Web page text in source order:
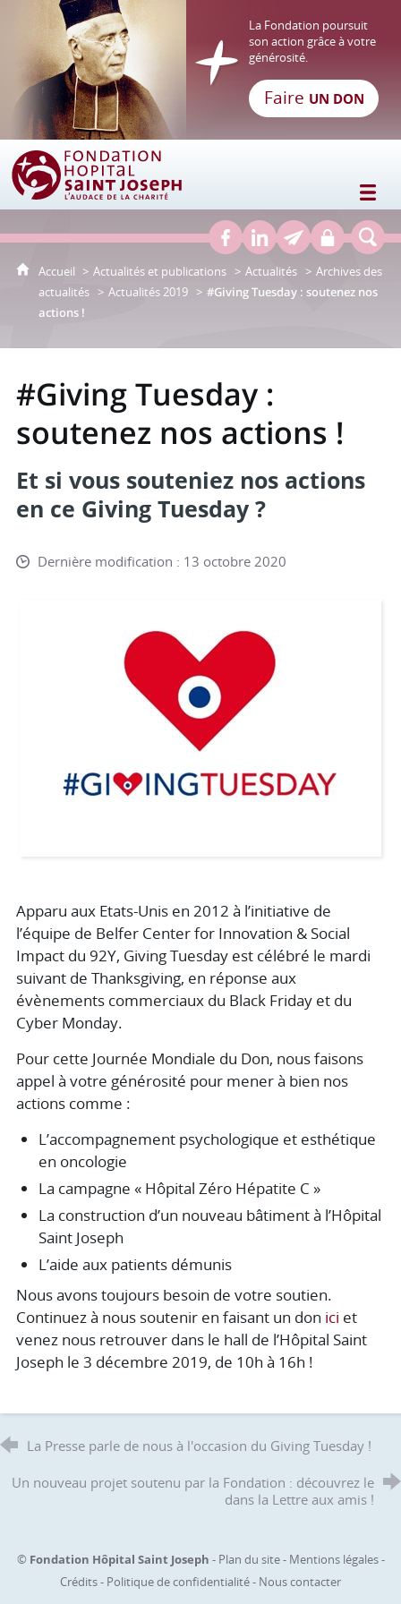
Fondation Hôpital Saint Joseph
La Fondation poursuit
son action grâce à votre
générosité.
Faire UN DON
Accueil Actualités et publications Actualités
Archives des
actualités
Actualités 2019
#Giving Tuesday : soutenez nos
actions !
#Giving Tuesday :
soutenez nos actions !
Et si vous souteniez nos actions
en ce Giving Tuesday ?
Dernière modification : 13 octobre 2020
Apparu aux Etats-Unis en 2012 à l’initiative de
l’équipe de Belfer Center for Innovation & Social
Impact du 92Y, Giving Tuesday est célébré le mardi
suivant de Thanksgiving, en réponse aux
évènements commerciaux du Black Friday et du
Cyber Monday.
Pour cette Journée Mondiale du Don, nous faisons
appel à votre générosité pour mener à bien nos
actions comme :
L’accompagnement psychologique et esthétique
en oncologie
La campagne « Hôpital Zéro Hépatite C »
La construction d’un nouveau bâtiment à l’Hôpital
Saint Joseph
L’aide aux patients démunis
Nous avons toujours besoin de votre soutien.
Continuez à nous soutenir en faisant un don ici et
venez nous retrouver dans le hall de l’Hôpital Saint
Joseph le 3 décembre 2019, de 10h à 16h !
La Presse parle de nous à l'occasion du Giving Tuesday !
Un nouveau projet soutenu par la Fondation : découvrez le
dans la Lettre aux amis !
© Fondation Hôpital Saint Joseph - Plan du site- Mentions légales-
Crédits- Politique de confidentialité- Nous contacter